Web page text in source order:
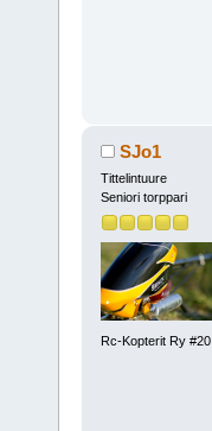
SJo1
Tittelintuure
Seniori torppari
Rc-Kopterit Ry #20